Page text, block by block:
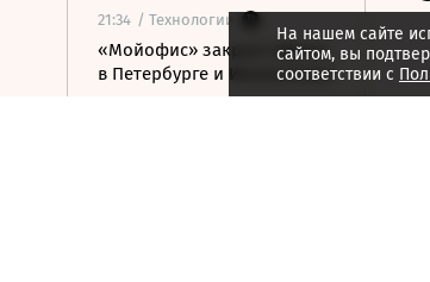
21:34 / Технологии
«Мойофис» закрыл офисы
в Петербурге и Иннополисе
На нашем сайте
сайтом, вы
соответствии с